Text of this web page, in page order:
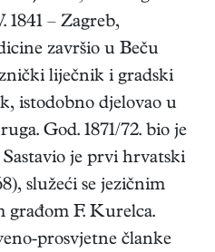
1841 – Zagreb,
završio u Beču
liječnik i gradski
istodobno djelovao u
God. 1871/72. bio je
Sastavio je prvi hrvatski
služeći se jezičnim
građom F. Kurelca.
prosvjetne članke